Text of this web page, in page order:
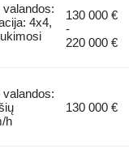
4x4,
130 000 €
-
220 000 €
h
130 000 €